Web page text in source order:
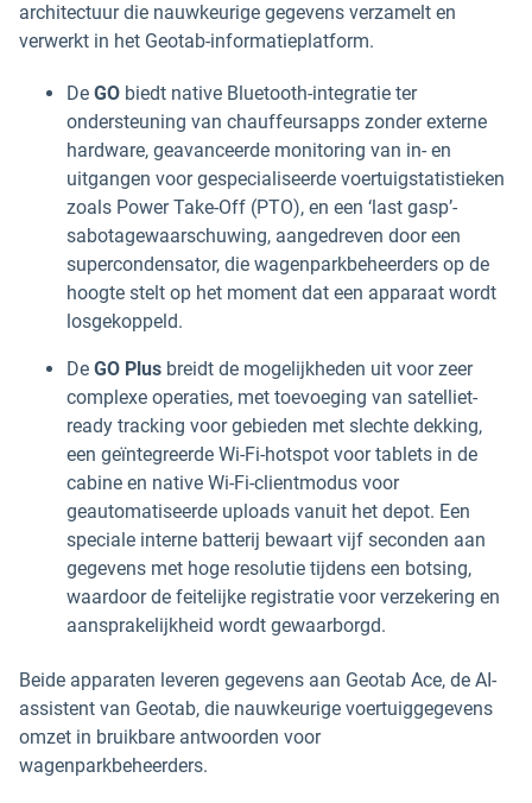
architectuur die nauwkeurige gegevens verzamelt en
verwerkt in het Geotab-informatieplatform.
De GO biedt native Bluetooth-integratie ter
ondersteuning van chauffeursapps zonder externe
hardware, geavanceerde monitoring van in- en
uitgangen voor gespecialiseerde voertuigstatistieken
zoals Power Take-Off (PTO), en een ‘last gasp’-
sabotagewaarschuwing, aangedreven door een
supercondensator, die wagenparkbeheerders op de
hoogte stelt op het moment dat een apparaat wordt
losgekoppeld.
De GO Plus breidt de mogelijkheden uit voor zeer
complexe operaties, met toevoeging van satelliet-
ready tracking voor gebieden met slechte dekking,
een geïntegreerde Wi-Fi-hotspot voor tablets in de
cabine en native Wi-Fi-clientmodus voor
geautomatiseerde uploads vanuit het depot. Een
speciale interne batterij bewaart vijf seconden aan
gegevens met hoge resolutie tijdens een botsing,
waardoor de feitelijke registratie voor verzekering en
aansprakelijkheid wordt gewaarborgd.
Beide apparaten leveren gegevens aan Geotab Ace, de AI-
assistent van Geotab, die nauwkeurige voertuiggegevens
omzet in bruikbare antwoorden voor
wagenparkbeheerders.